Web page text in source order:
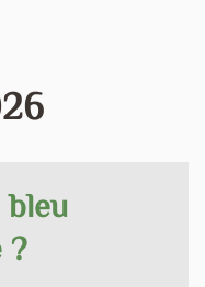
bleu
?